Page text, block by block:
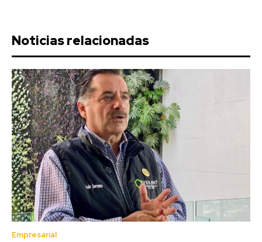
Noticias relacionadas
Empresarial